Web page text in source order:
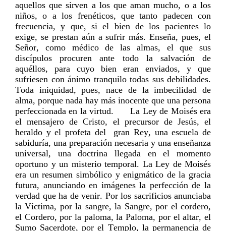
aquellos que sirven a los que aman mucho, o a los
niños, o a los frenéticos, que tanto padecen con
frecuencia, y que, si el bien de los pacientes lo
exige, se prestan aún a sufrir más. Enseña, pues, el
Señor, como médico de las almas, el que sus
discípulos procuren ante todo la salvación de
aquéllos, para cuyo bien eran enviados, y que
sufriesen con ánimo tranquilo todas sus debilidades.
Toda iniquidad, pues, nace de la imbecilidad de
alma, porque nada hay más inocente que una persona
perfeccionada en la virtud. La Ley de Moisés era
el mensajero de Cristo, el precursor de Jesús, el
heraldo y el profeta del gran Rey, una escuela de
sabiduría, una preparación necesaria y una enseñanza
universal, una doctrina llegada en el momento
oportuno y un misterio temporal. La Ley de Moisés
era un resumen simbólico y enigmático de la gracia
futura, anunciando en imágenes la perfección de la
verdad que ha de venir. Por los sacrificios anunciaba
la Víctima, por la sangre, la Sangre, por el cordero,
el Cordero, por la paloma, la Paloma, por el altar, el
Sumo Sacerdote, por el Templo, la permanencia de